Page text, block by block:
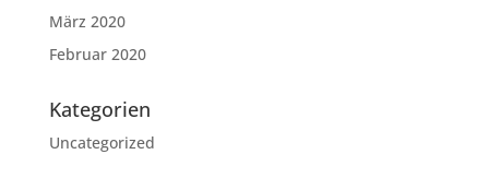
März 2020
Februar 2020
Kategorien
Uncategorized